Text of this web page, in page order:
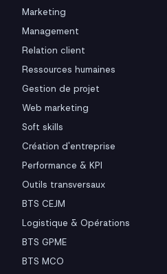
Marketing
Management
Relation client
Ressources humaines
Gestion de projet
Web marketing
Soft skills
Création d'entreprise
Performance & KPI
Outils transversaux
BTS CEJM
Logistique & Opérations
BTS GPME
BTS MCO